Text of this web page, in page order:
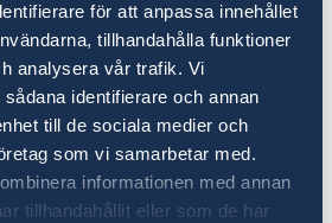
för att anpassa innehållet
tillhandahålla funktioner
analysera vår trafik. Vi
identifierare och annan
till de sociala medier och
som vi samarbetar med.
informationen med annan
tillhandahållit eller som de har
som har format
identifieras: en utbredd
från institutionella
för att främja
en välfungerande
en flexibel
och aktivt ägarengagemang.